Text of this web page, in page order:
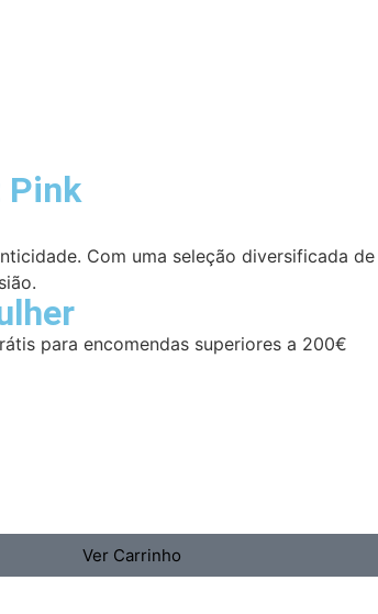
Pink
Com uma seleção diversificada
para encomendas superiores a 200€
Ver Carrinho